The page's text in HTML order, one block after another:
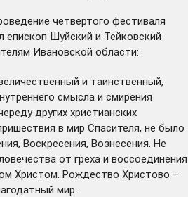
четвертого фестиваля
епископ Шуйский и Тейковский
Ивановской области:
и таинственный,
смысла и смирения
других христианских
в мир Спасителя, не было
Воскресения, Вознесения. Не
от греха и воссоединения
Христом. Рождество Христово –
мир.